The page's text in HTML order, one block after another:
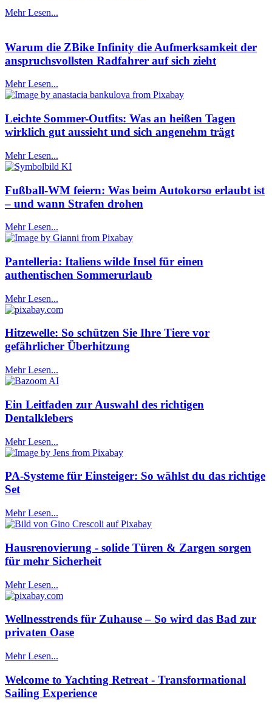
Mehr Lesen...
Warum die ZBike Infinity die Aufmerksamkeit der
anspruchsvollsten Radfahrer auf sich zieht
Mehr Lesen...
Leichte Sommer-Outfits: Was an heißen Tagen
wirklich gut aussieht und sich angenehm trägt
Mehr Lesen...
Fußball-WM feiern: Was beim Autokorso erlaubt ist
– und wann Strafen drohen
Mehr Lesen...
Pantelleria: Italiens wilde Insel für einen
authentischen Sommerurlaub
Mehr Lesen...
Hitzewelle: So schützen Sie Ihre Tiere vor
gefährlicher Überhitzung
Mehr Lesen...
Ein Leitfaden zur Auswahl des richtigen
Dentalklebers
Mehr Lesen...
PA-Systeme für Einsteiger: So wählst du das richtige
Set
Mehr Lesen...
Hausrenovierung - solide Türen & Zargen sorgen
für mehr Sicherheit
Mehr Lesen...
Wellnesstrends für Zuhause – So wird das Bad zur
privaten Oase
Mehr Lesen...
Welcome to Yachting Retreat - Transformational
Sailing Experience